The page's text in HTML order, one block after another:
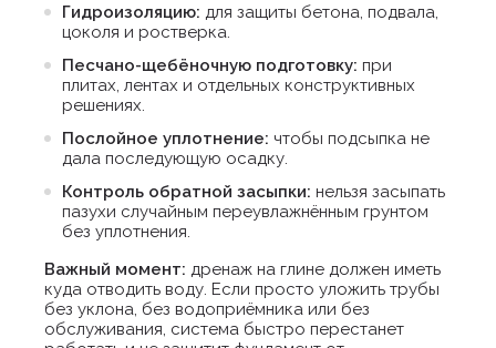
Гидроизоляцию: для защиты бетона, подвала,
цоколя и ростверка.
Песчано-щебёночную подготовку: при
плитах, лентах и отдельных конструктивных
решениях.
Послойное уплотнение: чтобы подсыпка не
дала последующую осадку.
Контроль обратной засыпки: нельзя засыпать
пазухи случайным переувлажнённым грунтом
без уплотнения.
Важный момент: дренаж на глине должен иметь
куда отводить воду. Если просто уложить трубы
без уклона, без водоприёмника или без
обслуживания, система быстро перестанет